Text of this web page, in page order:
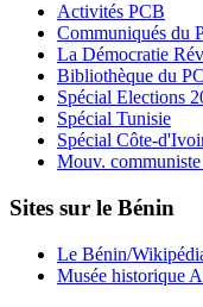
Activités PCB
Communiqués du
La Démocratie
Bibliothèque du
Spécial Elections
Spécial Tunisie
Spécial Côte-
Mouv.
Sites sur le Bénin
Le Bénin/
Musée historique